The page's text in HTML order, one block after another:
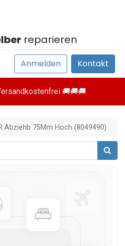
reparieren
Anmelden Kontakt
🚚🚚🚚
Abziehb 75Mm Hoch (8049490)